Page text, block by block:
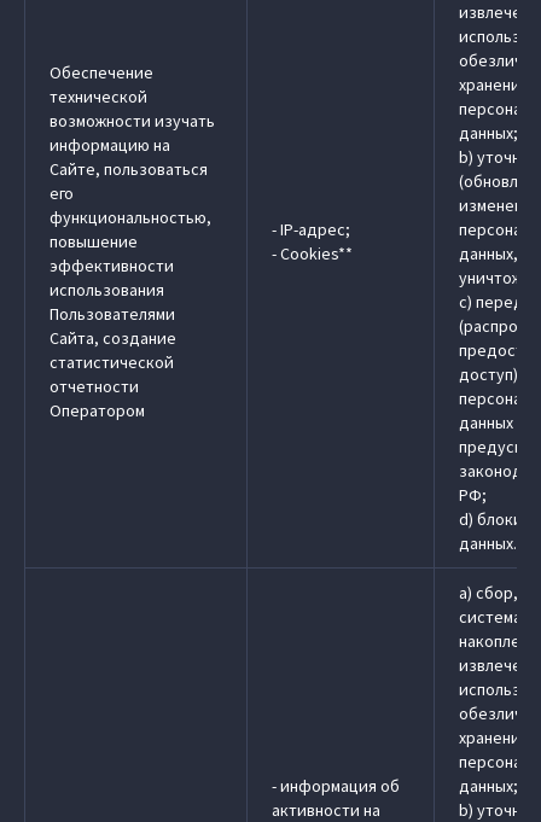
Обеспечение
технической
возможности изучать
информацию на
Сайте, пользоваться
его
функциональностью,
повышение
эффективности
использования
Пользователями
Сайта, создание
статистической
отчетности
Оператором
- IP-адрес;
- Cookies**
хранение
данных;
b)
данных,
c)
доступ)
данных в
РФ;
d)
данных.
- информация об
активности на
a) сбор,
хранение
данных;
b)